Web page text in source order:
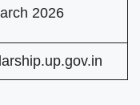
2026